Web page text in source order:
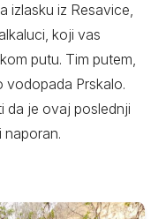
izlasku iz Resavice,
koji vas
putu. Tim putem,
vodopada Prskalo.
da je ovaj poslednji
naporan.